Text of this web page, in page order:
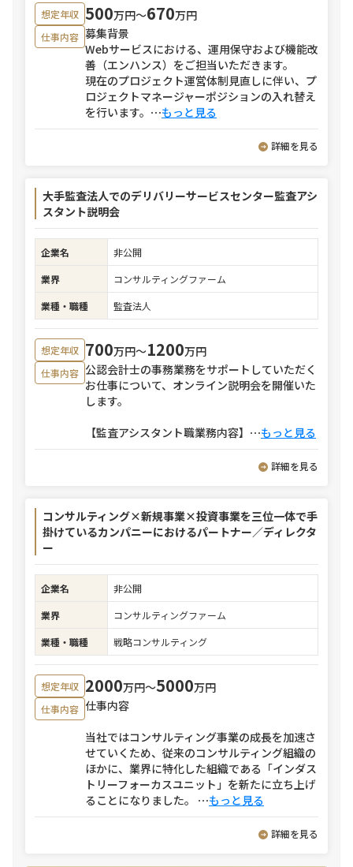
想定年収 500万円〜670万円
仕事内容 募集背景
Webサービスにおける、運用保守および機能改
善（エンハンス）をご担当いただきます。
現在のプロジェクト運営体制見直しに伴い、プ
ロジェクトマネージャーポジションの入れ替え
を行います。 ⋯もっと見る
詳細を見る
大手監査法人でのデリバリーサービスセンター監査アシ
スタント説明会
企業名
非公開
業界
コンサルティングファーム
業種・職種
監査法人
想定年収 700万円〜1200万円
仕事内容 公認会計士の事務業務をサポートしていただく
お仕事について、オンライン説明会を開催いた
します。
【監査アシスタント職業務内容】 ⋯もっと見る
詳細を見る
コンサルティング×新規事業×投資事業を三位一体で手
掛けているカンパニーにおけるパートナー／ディレクタ
ー
企業名
非公開
業界
コンサルティングファーム
業種・職種
戦略コンサルティング
想定年収 2000万円〜5000万円
仕事内容 仕事内容
当社ではコンサルティング事業の成長を加速さ
せていくため、従来のコンサルティング組織の
ほかに、業界に特化した組織である「インダス
トリーフォーカスユニット」を新たに立ち上げ
ることになりました。 ⋯もっと見る
詳細を見る